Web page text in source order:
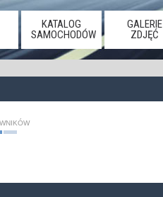
KATALOG
SAMOCHODÓW
GALERIE
ZDJĘĆ